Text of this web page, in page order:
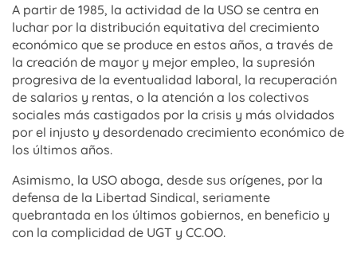
A partir de 1985, la actividad de la USO se centra en
luchar por la distribución equitativa del crecimiento
económico que se produce en estos años, a través de
la creación de mayor y mejor empleo, la supresión
progresiva de la eventualidad laboral, la recuperación
de salarios y rentas, o la atención a los colectivos
sociales más castigados por la crisis y más olvidados
por el injusto y desordenado crecimiento económico de
los últimos años.
Asimismo, la USO aboga, desde sus orígenes, por la
defensa de la Libertad Sindical, seriamente
quebrantada en los últimos gobiernos, en beneficio y
con la complicidad de UGT y CC.OO.